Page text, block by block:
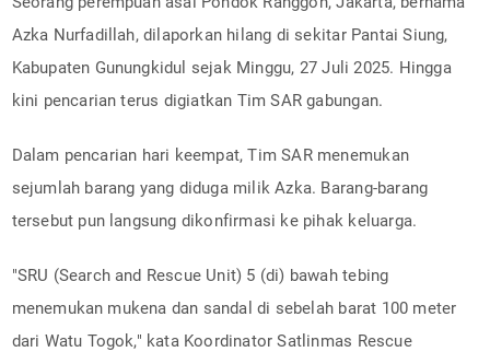
Azka Nurfadillah, dilaporkan hilang di sekitar Pantai Siung,
Kabupaten Gunungkidul sejak Minggu, 27 Juli 2025. Hingga
kini pencarian terus digiatkan Tim SAR gabungan.
Dalam pencarian hari keempat, Tim SAR menemukan
sejumlah barang yang diduga milik Azka. Barang-barang
tersebut pun langsung dikonfirmasi ke pihak keluarga.
"SRU (Search and Rescue Unit) 5 (di) bawah tebing
menemukan mukena dan sandal di sebelah barat 100 meter
dari Watu Togok," kata Koordinator Satlinmas Rescue